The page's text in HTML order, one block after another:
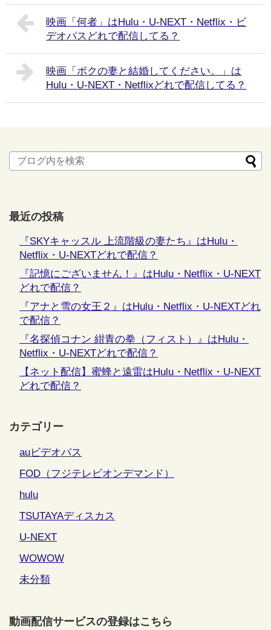
映画「何者」はHulu・U-NEXT・Netflix・ビ
デオパスどれで配信してる？
映画「ボクの妻と結婚してください。」は
Hulu・U-NEXT・Netflixどれで配信してる？
最近の投稿
『SKYキャッスル 上流階級の妻たち』はHulu・
Netflix・U-NEXTどれで配信？
『記憶にございません！』はHulu・Netflix・U-NEXT
どれで配信？
『アナと雪の女王２』はHulu・Netflix・U-NEXTどれ
で配信？
『名探偵コナン 紺青の拳（フィスト）』はHulu・
Netflix・U-NEXTどれで配信？
【ネット配信】蜜蜂と遠雷はHulu・Netflix・U-NEXT
どれで配信？
カテゴリー
auビデオパス
FOD（フジテレビオンデマンド）
hulu
TSUTAYAディスカス
U-NEXT
WOWOW
未分類
動画配信サービスの登録はこちら